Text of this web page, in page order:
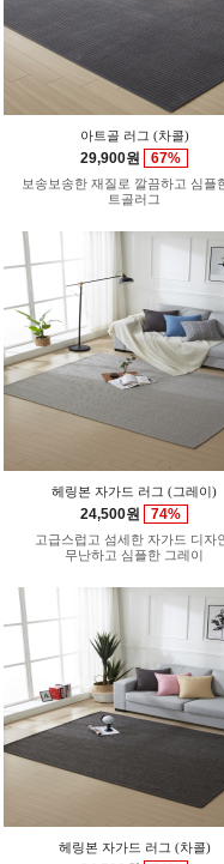
아트골 러그 (차콜)
29,900원 67%
보송보송한 재질로 깔끔하고 심플
트골러그
헤링본 자가드 러그 (그레이)
24,500원 74%
고급스럽고 섬세한 자가드 디자
무난하고 심플한 그레이
헤링본 자가드 러그 (차콜)